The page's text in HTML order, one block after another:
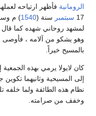
الرومانية فأظهر ارتياحه
17 سبتمبر سنة (1540) م
لمشهد روحاني شهده كما قال
وهو يشكو من آلامه ، فأوصى
بالمسيح خيراً.
كان لايولا يرمي بهذه
إلى المسيحية وثانيهما
نظام هذه الطائفة ولما خلفه
وخفف من صرامته.